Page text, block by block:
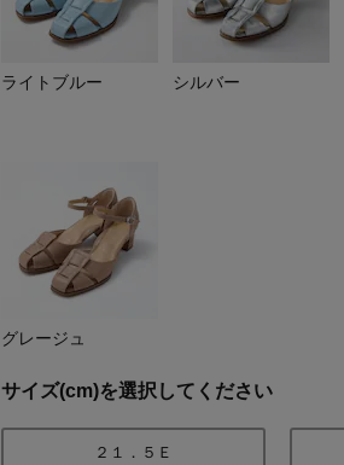
ライトブルー シルバー
グレージュ
サイズ(cm)を選択してください
２１．５Ｅ